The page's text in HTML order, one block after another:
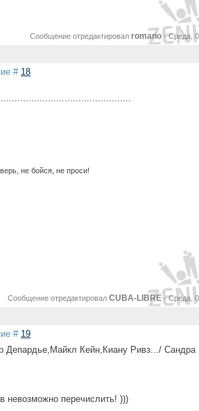
Сообщение отредактировал romano -Среда,
# 18
не бойся, не проси!
Сообщение отредактировал CUBA-LIBRE -Среда,
# 19
Депардье,Майкл Кейн,Киану Ривз.../ Сандра
невозможно перечислить! )))